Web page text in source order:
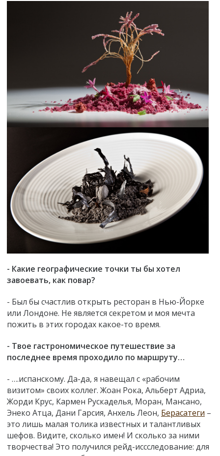
- Какие географические точки ты бы хотел
завоевать, как повар?
- Был бы счастлив открыть ресторан в Нью-Йорке
или Лондоне. Не является секретом и моя мечта
пожить в этих городах какое-то время.
- Твое гастрономическое путешествие за
последнее время проходило по маршруту…
- ….испанскому. Да-да, я навещал с «рабочим
визитом» своих коллег. Жоан Рока, Альберт Адриа,
Жорди Крус, Кармен Рускаделья, Моран, Мансано,
Энеко Атца, Дани Гарсия, Анхель Леон, Берасатеги –
это лишь малая толика известных и талантливых
шефов. Видите, сколько имен! И сколько за ними
творчества! Это получился рейд-иссследование: для